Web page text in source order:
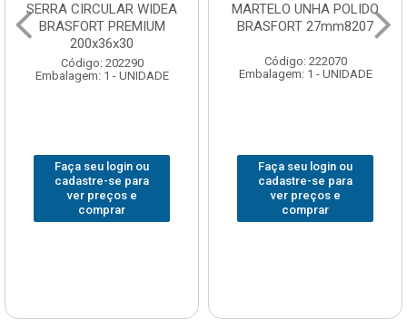
SERRA CIRCULAR WIDEA
BRASFORT PREMIUM
200x36x30
Código: 202290
Embalagem: 1 - UNIDADE
Faça seu login ou
cadastre-se para
ver preços e
comprar
MARTELO UNHA POLIDO
BRASFORT 27mm8207
Código: 222070
Embalagem: 1 - UNIDADE
Faça seu login ou
cadastre-se para
ver preços e
comprar